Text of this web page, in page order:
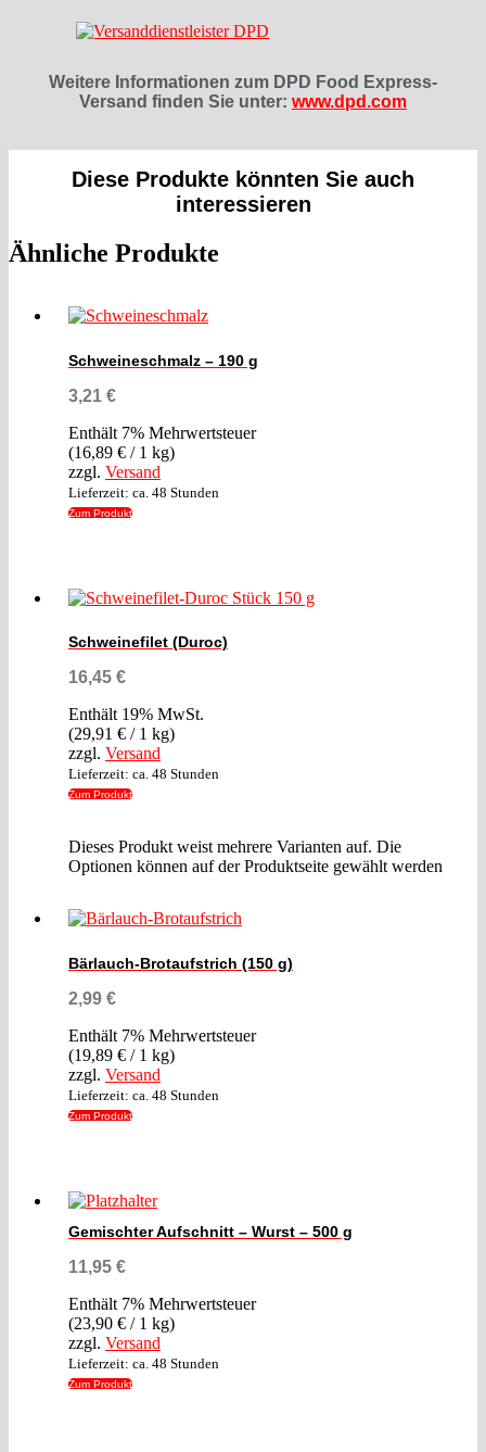
Weitere Informationen zum DPD Food Express-
Versand finden Sie unter: www.dpd.com
Diese Produkte könnten Sie auch
interessieren
Ähnliche Produkte
Schweineschmalz – 190 g
3,21 €
Enthält 7% Mehrwertsteuer
(16,89 € / 1 kg)
zzgl. Versand
Lieferzeit: ca. 48 Stunden
Zum Produkt
Schweinefilet (Duroc)
16,45 €
Enthält 19% MwSt.
(29,91 € / 1 kg)
zzgl. Versand
Lieferzeit: ca. 48 Stunden
Zum Produkt
Dieses Produkt weist mehrere Varianten auf. Die
Optionen können auf der Produktseite gewählt werden
Bärlauch-Brotaufstrich (150 g)
2,99 €
Enthält 7% Mehrwertsteuer
(19,89 € / 1 kg)
zzgl. Versand
Lieferzeit: ca. 48 Stunden
Zum Produkt
Gemischter Aufschnitt – Wurst – 500 g
11,95 €
Enthält 7% Mehrwertsteuer
(23,90 € / 1 kg)
zzgl. Versand
Lieferzeit: ca. 48 Stunden
Zum Produkt